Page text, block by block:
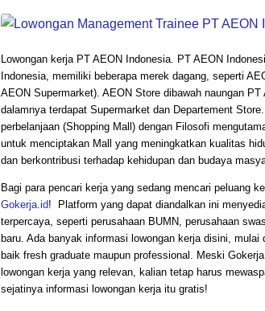
Lowongan kerja PT AEON Indonesia. PT AEON
Indonesia, memiliki beberapa merek dagang, seperti
AEON Supermarket). AEON Store dibawah naungan
dalamnya terdapat Supermarket dan Departement
perbelanjaan (Shopping Mall) dengan Filosofi
untuk menciptakan Mall yang meningkatkan kualitas
dan berkontribusi terhadap kehidupan dan budaya
Bagi para pencari kerja yang sedang mencari peluang
Gokerja.id! Platform yang dapat diandalkan ini
terpercaya, seperti perusahaan BUMN, perusahaan
baru. Ada banyak informasi lowongan kerja disini, mulai
baik fresh graduate maupun professional. Meski
lowongan kerja yang relevan, kalian tetap harus
sejatinya informasi lowongan kerja itu gratis!